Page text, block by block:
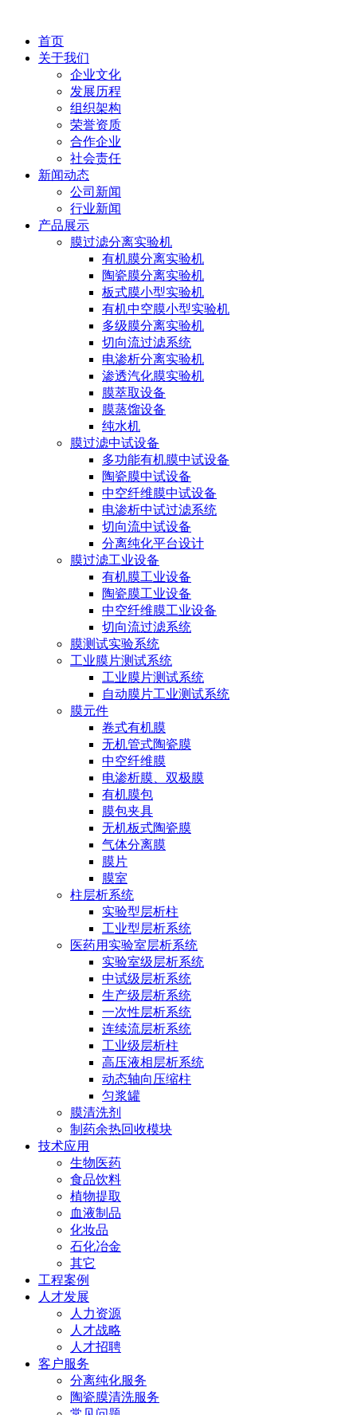
首页
关于我们
企业文化
发展历程
组织架构
荣誉资质
合作企业
社会责任
新闻动态
公司新闻
行业新闻
产品展示
膜过滤分离实验机
有机膜分离实验机
陶瓷膜分离实验机
板式膜小型实验机
有机中空膜小型实验机
多级膜分离实验机
切向流过滤系统
电渗析分离实验机
渗透汽化膜实验机
膜萃取设备
膜蒸馏设备
纯水机
膜过滤中试设备
多功能有机膜中试设备
陶瓷膜中试设备
中空纤维膜中试设备
电渗析中试过滤系统
切向流中试设备
分离纯化平台设计
膜过滤工业设备
有机膜工业设备
陶瓷膜工业设备
中空纤维膜工业设备
切向流过滤系统
膜测试实验系统
工业膜片测试系统
工业膜片测试系统
自动膜片工业测试系统
膜元件
卷式有机膜
无机管式陶瓷膜
中空纤维膜
电渗析膜、双极膜
有机膜包
膜包夹具
无机板式陶瓷膜
气体分离膜
膜片
膜室
柱层析系统
实验型层析柱
工业型层析系统
医药用实验室层析系统
实验室级层析系统
中试级层析系统
生产级层析系统
一次性层析系统
连续流层析系统
工业级层析柱
高压液相层析系统
动态轴向压缩柱
匀浆罐
膜清洗剂
制药余热回收模块
技术应用
生物医药
食品饮料
植物提取
血液制品
化妆品
石化冶金
其它
工程案例
人才发展
人力资源
人才战略
人才招聘
客户服务
分离纯化服务
陶瓷膜清洗服务